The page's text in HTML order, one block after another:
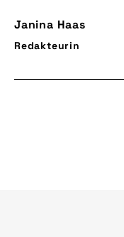
Janina Haas
Redakteurin